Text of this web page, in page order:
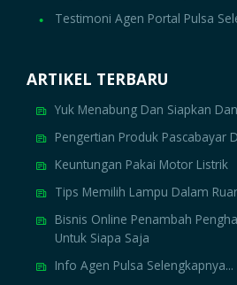
Testimoni Agen Portal Pulsa
ARTIKEL TERBARU
Yuk Menabung Dan Siapkan
Pengertian Produk Pascabayar
Keuntungan Pakai Motor Listrik
Tips Memilih Lampu Dalam
Bisnis Online Penambah
Untuk Siapa Saja
Info Agen Pulsa Selengkapnya...